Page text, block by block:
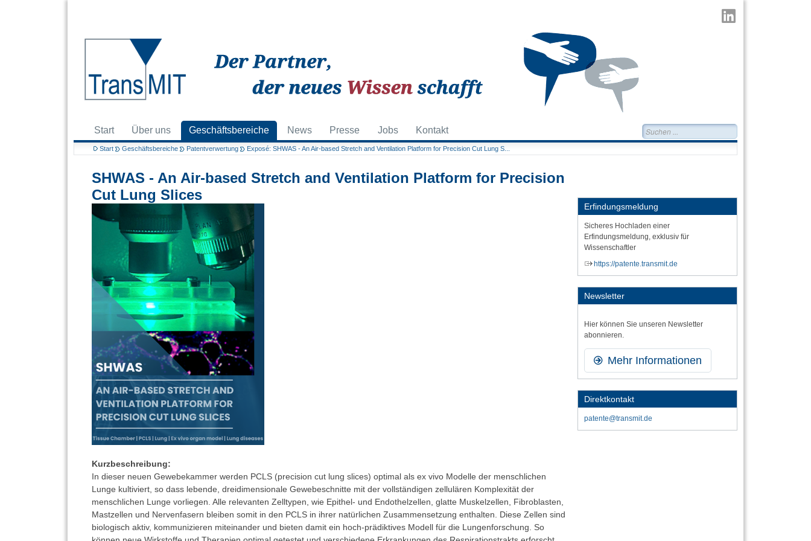
Start Über uns Geschäftsbereiche News Presse Jobs Kontakt Suchen...
Start Geschäftsbereiche Patentverwertung Exposé: SHWAS - An Air-based Stretch and Ventilation Platform for Precision Cut Lung S...
Erfindungsmeldung
Sicheres Hochladen einer
Erfindungsmeldung, exklusiv für
Wissenschaftler
https://patente.transmit.de
Newsletter
Hier können Sie unseren Newsletter
abonnieren.
Mehr Informationen
Direktkontakt
patente@transmit.de
SHWAS - An Air-based Stretch and Ventilation Platform for Precision
Cut Lung Slices
Kurzbeschreibung:
In dieser neuen Gewebekammer werden PCLS (precision cut lung slices) optimal als ex vivo Modelle der menschlichen
Lunge kultiviert, so dass lebende, dreidimensionale Gewebeschnitte mit der vollständigen zellulären Komplexität der
menschlichen Lunge vorliegen. Alle relevanten Zelltypen, wie Epithel- und Endothelzellen, glatte Muskelzellen, Fibroblasten,
Mastzellen und Nervenfasern bleiben somit in den PCLS in ihrer natürlichen Zusammensetzung enthalten. Diese Zellen sind
biologisch aktiv, kommunizieren miteinander und bieten damit ein hoch-prädiktives Modell für die Lungenforschung. So